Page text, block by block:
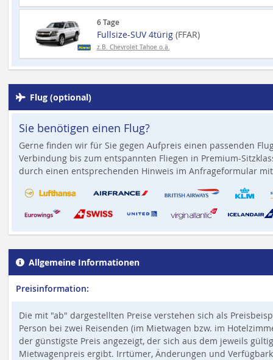
6 Tage
Fullsize-SUV 4türig (FFAR)
z.B. Chevrolet Tahoe o.ä.
Flug (optional)
Sie benötigen einen Flug?
Gerne finden wir für Sie gegen Aufpreis einen passenden
Verbindung bis zum entspannten Fliegen in Premium-
durch einen entsprechenden Hinweis im Anfrageformular
Allgemeine Informationen
Preisinformation:
Die mit "ab" dargestellten Preise verstehen sich als
Person bei zwei Reisenden (im Mietwagen bzw. im
der günstigste Preis angezeigt, der sich aus dem jeweils
Mietwagenpreis ergibt. Irrtümer, Änderungen und